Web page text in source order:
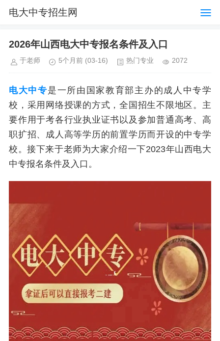
电大中专招生网
2026年山西电大中专报名条件及入口
于老师 5个月前 (03-16) 热门专业 2072
电大中专是一所由国家教育部主办的成人中专学
校，采用网络授课的方式，全国招生不限地区。主
要作用于考各行业执业证书以及参加普通高考、高
职扩招、成人高等学历的前置学历而开设的中专学
校。接下来于老师为大家介绍一下2023年山西电大
中专报名条件及入口。